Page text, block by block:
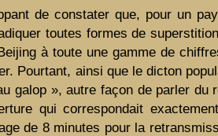
de constater que, pour un
toutes formes de
à toute une gamme de
Pourtant, ainsi que le dicton
galop », autre façon de parler du
qui correspondait
de 8 minutes pour la